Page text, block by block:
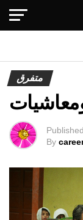
متفرق
Published
By